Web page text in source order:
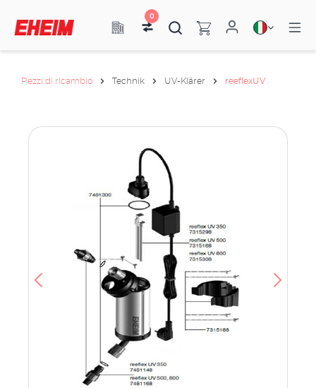
0
Pezzi di ricambio Technik UV-Klärer reeflexUV